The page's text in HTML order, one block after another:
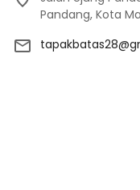
Pandang, Kota